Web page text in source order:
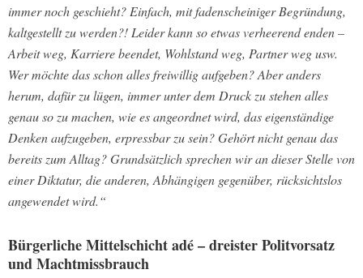
immer noch geschieht? Einfach, mit fadenscheiniger Begründung,
kaltgestellt zu werden?! Leider kann so etwas verheerend enden –
Arbeit weg, Karriere beendet, Wohlstand weg, Partner weg usw.
Wer möchte das schon alles freiwillig aufgeben? Aber anders
herum, dafür zu lügen, immer unter dem Druck zu stehen alles
genau so zu machen, wie es angeordnet wird, das eigenständige
Denken aufzugeben, erpressbar zu sein? Gehört nicht genau das
bereits zum Alltag? Grundsätzlich sprechen wir an dieser Stelle von
einer Diktatur, die anderen, Abhängigen gegenüber, rücksichtslos
angewendet wird.“
Bürgerliche Mittelschicht adé – dreister Politvorsatz
und Machtmissbrauch